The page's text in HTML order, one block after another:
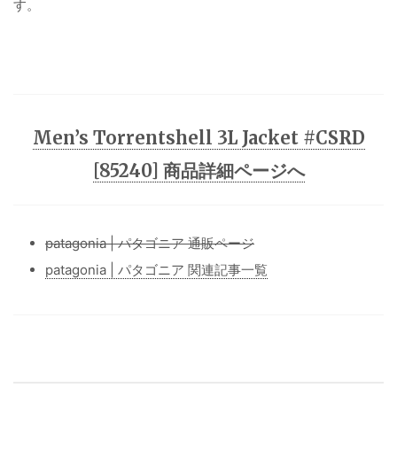
す。
Men’s Torrentshell 3L Jacket #CSRD
[85240] 商品詳細ページへ
patagonia | パタゴニア 通販ページ
patagonia | パタゴニア 関連記事一覧